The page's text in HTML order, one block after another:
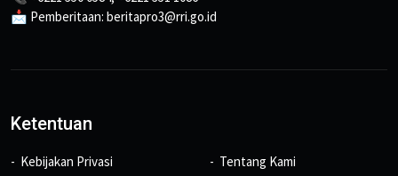
📩 Pemberitaan: beritapro3@rri.go.id
Ketentuan
Kebijakan Privasi
Tentang Kami